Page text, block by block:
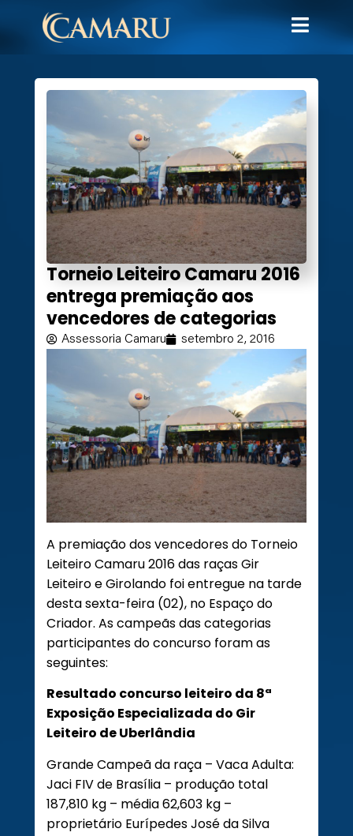
Torneio Leiteiro Camaru 2016
entrega premiação aos
vencedores de categorias
Assessoria Camaru setembro 2, 2016
A premiação dos vencedores do Torneio
Leiteiro Camaru 2016 das raças Gir
Leiteiro e Girolando foi entregue na tarde
desta sexta-feira (02), no Espaço do
Criador. As campeãs das categorias
participantes do concurso foram as
seguintes:
Resultado concurso leiteiro da 8ª
Exposição Especializada do Gir
Leiteiro de Uberlândia
Grande Campeã da raça – Vaca Adulta:
Jaci FIV de Brasília – produção total
187,810 kg – média 62,603 kg –
proprietário Eurípedes José da Silva